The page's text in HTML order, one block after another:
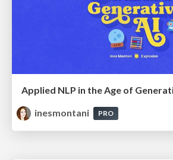
Applied NLP in the Age of
inesmontani
PRO